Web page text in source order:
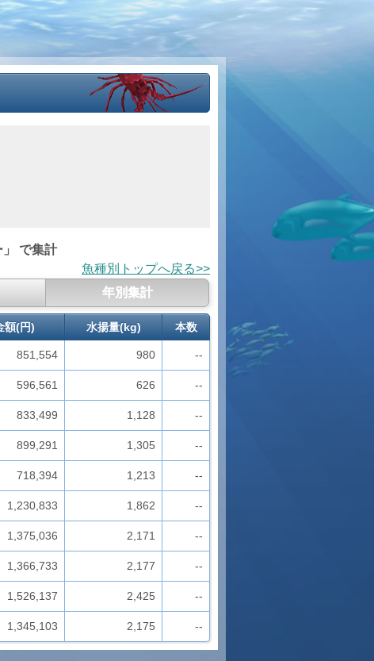
で集計
魚種別トップへ戻る>>
年別集計
額(円) 水揚量(kg) 本数
851,554 980 --
596,561 626 --
833,499 1,128 --
899,291 1,305 --
718,394 1,213 --
1,230,833 1,862 --
1,375,036 2,171 --
1,366,733 2,177 --
1,526,137 2,425 --
1,345,103 2,175 --